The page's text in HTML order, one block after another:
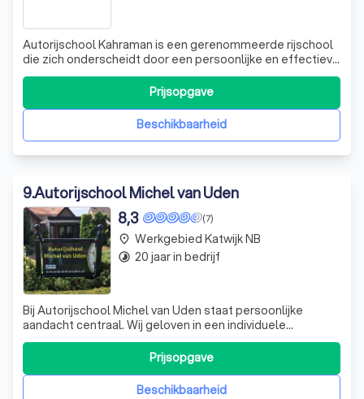
Autorijschool Kahraman is een gerenommeerde rijschool
die zich onderscheidt door een persoonlijke en effectieve
aanpak. Wij begrijpen dat het behalen van je rijbewijs een
belangrijke mijlpaal is en daarom zetten we ons in om je
op de meest efficiënte manier te begeleiden. Onze
ervaren instructeurs zBeschikbaarheid
Prijsopgave
9.Autorijschool Michel van Uden
(7)
8,3
Bij Autorijschool Michel van Uden staat persoonlijke
aandacht centraal. Wij geloven in een individuele
benadering, waarbij we de begeleiding bieden die het
beste bij jou past. Veiligheid, vertrouwen en wederzijds
respect zijn de pijlers van onze rijschool. Onze aanpak is
erop gericht om je op je eBeschikbaarheid
Prijsopgave
place Werkgebied Katwijk NB
timelapse 20 jaar in bedrijf